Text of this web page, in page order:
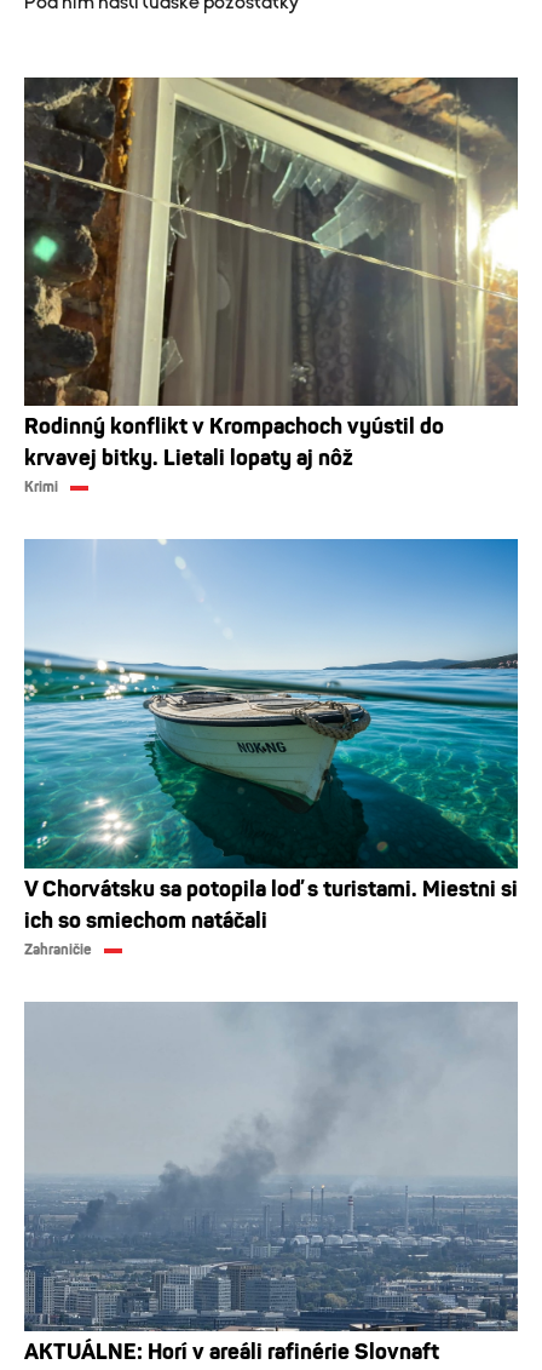
Rodinný konflikt v Krompachoch vyústil do
krvavej bitky. Lietali lopaty aj nôž
Krimi
V Chorvátsku sa potopila loď s turistami. Miestni si
ich so smiechom natáčali
Zahraničie
AKTUÁLNE: Horí v areáli rafinérie Slovnaft